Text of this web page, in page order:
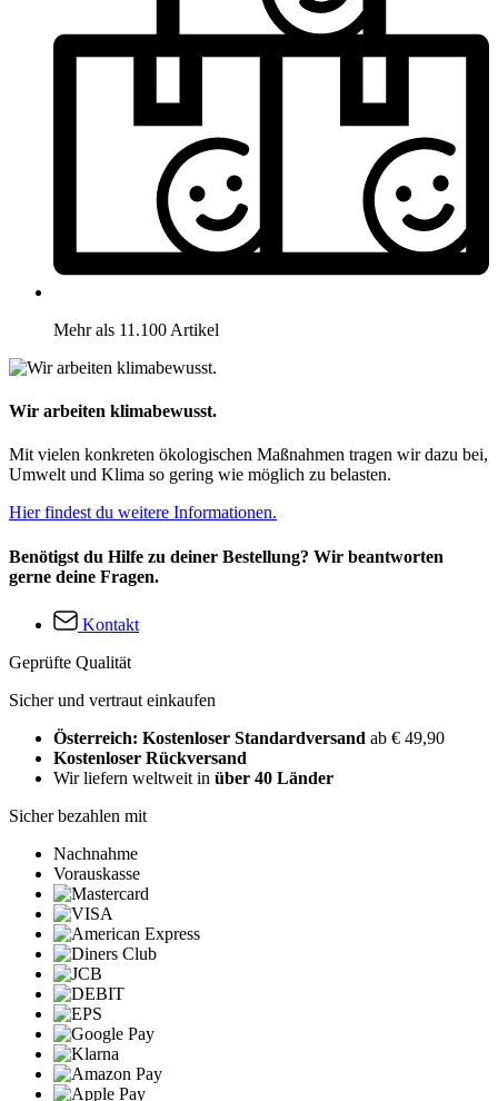
Mehr als 11.100 Artikel
Wir arbeiten klimabewusst.
Mit vielen konkreten ökologischen Maßnahmen tragen wir dazu bei,
Umwelt und Klima so gering wie möglich zu belasten.
Hier findest du weitere Informationen.
Benötigst du Hilfe zu deiner Bestellung? Wir beantworten
gerne deine Fragen.
Kontakt
Geprüfte Qualität
Sicher und vertraut einkaufen
Österreich: Kostenloser Standardversand ab € 49,90
Kostenloser Rückversand
Wir liefern weltweit in über 40 Länder
Sicher bezahlen mit
Nachnahme
Vorauskasse